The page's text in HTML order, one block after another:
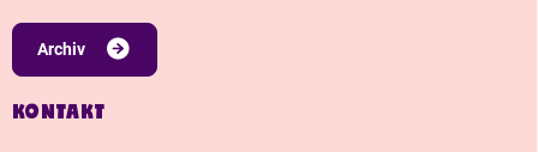
Archiv
KONTAKT